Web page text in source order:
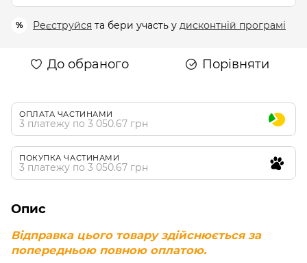
% Реєструйся та бери участь у дисконтній програмі
До обраного Порівняти
ОПЛАТА ЧАСТИНАМИ
3 платежу по 3 050.67 грн
ПОКУПКА ЧАСТИНАМИ
3 платежу по 3 050.67 грн
Опис
Відправка цього товару здійснюється за
попередньою повною оплатою.